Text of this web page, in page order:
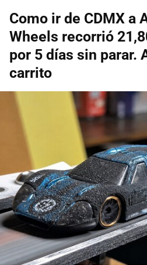
Como ir de CDMX a
Wheels recorrió
por 5 días sin parar.
carrito